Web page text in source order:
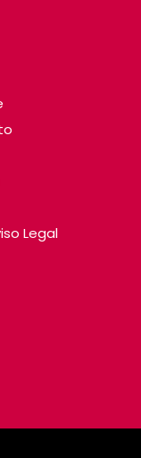
Legal